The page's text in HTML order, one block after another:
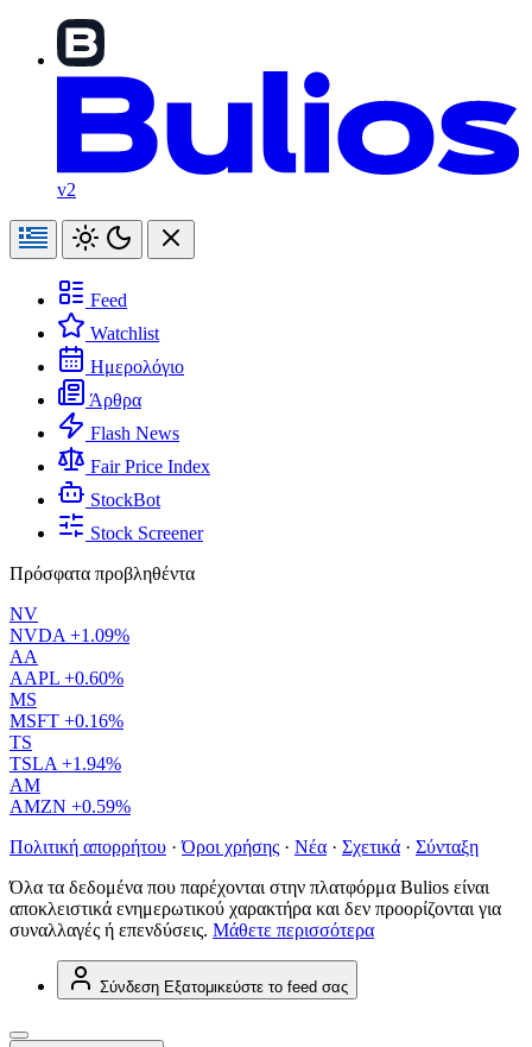
v2
Feed
Watchlist
Ημερολόγιο
Άρθρα
Flash News
Fair Price Index
StockBot
Stock Screener
Πρόσφατα προβληθέντα
NV
NVDA +1.09%
AA
AAPL +0.60%
MS
MSFT +0.16%
TS
TSLA +1.94%
AM
AMZN +0.59%
Πολιτική απορρήτου · Όροι χρήσης · Νέα · Σχετικά · Σύνταξη
Όλα τα δεδομένα που παρέχονται στην πλατφόρμα Bulios είναι
αποκλειστικά ενημερωτικού χαρακτήρα και δεν προορίζονται για
συναλλαγές ή επενδύσεις. Μάθετε περισσότερα
Σύνδεση Εξατομικεύστε το feed σας